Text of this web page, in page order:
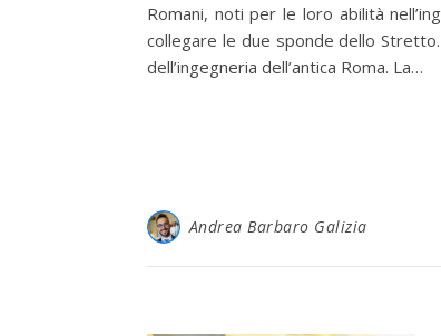
Romani, noti per le loro abilità
collegare le due sponde dello
dell’ingegneria dell’antica Roma. La…
Andrea Barbaro Galizia